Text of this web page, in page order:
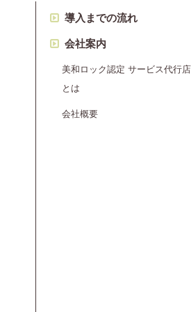
導入までの流れ
会社案内
美和ロック認定 サービス代行
とは
会社概要